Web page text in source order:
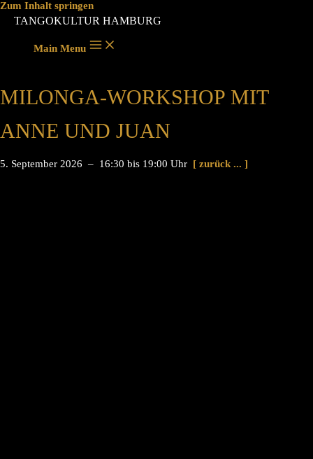
Zum Inhalt springen
TANGOKULTUR HAMBURG
Main Menu
MILONGA-WORKSHOP MIT
ANNE UND JUAN
5. September 2026 – 16:30 bis 19:00 Uhr [ zurück ... ]